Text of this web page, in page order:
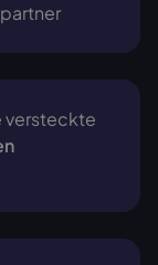
versteckte